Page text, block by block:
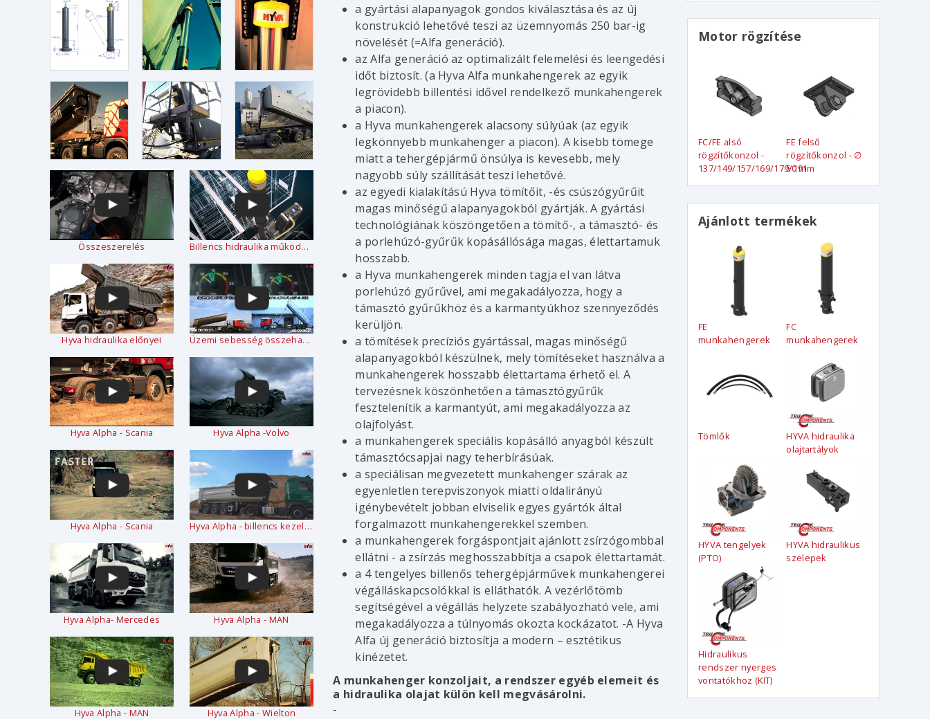
Összeszerelés Billencs hidraulika működése
Hyva hidraulika előnyei Üzemi sebesség összehasonlítása
Hyva Alpha - Scania Hyva Alpha -Volvo
Hyva Alpha - Scania Hyva Alpha - billencs kezelése
Hyva Alpha- Mercedes Hyva Alpha - MAN
Hyva Alpha - MAN Hyva Alpha - Wielton
a gyártási alapanyagok gondos kiválasztása és az új
konstrukció lehetővé teszi az üzemnyomás 250 bar-ig
növelését (=Alfa generáció).
az Alfa generáció az optimalizált felemelési és leengedési
időt biztosít. (a Hyva Alfa munkahengerek az egyik
legrövidebb billentési idővel rendelkező munkahengerek
a piacon).
a Hyva munkahengerek alacsony súlyúak (az egyik
legkönnyebb munkahenger a piacon). A kisebb tömege
miatt a tehergépjármű önsúlya is kevesebb, mely
nagyobb súly szállítását teszi lehetővé.
az egyedi kialakítású Hyva tömítőit, -és csúszógyűrűit
magas minőségű alapanyagokból gyártják. A gyártási
technológiának köszöngetően a tömítő-, a támasztó- és
a porlehúzó-gyűrűk kopásállósága magas, élettartamuk
hosszabb.
a Hyva munkahengerek minden tagja el van látva
porlehúzó gyűrűvel, ami megakadályozza, hogy a
támasztó gyűrűkhöz és a karmantyúkhoz szennyeződés
kerüljön.
a tömítések precíziós gyártással, magas minőségű
alapanyagokból készülnek, mely tömítéseket használva a
munkahengerek hosszabb élettartama érhető el. A
tervezésnek köszönhetően a támasztógyűrűk
fesztelenítik a karmantyút, ami megakadályozza az
olajfolyást.
a munkahengerek speciális kopásálló anyagból készült
támasztócsapjai nagy teherbírásúak.
a speciálisan megvezetett munkahenger szárak az
egyenletlen terepviszonyok miatti oldalirányú
igénybevételt jobban elviselik egyes gyártók által
forgalmazott munkahengerekkel szemben.
a munkahengerek forgáspontjait ajánlott zsírzógombbal
ellátni - a zsírzás meghosszabbítja a csapok élettartamát.
a 4 tengelyes billenős tehergépjárművek munkahengerei
végálláskapcsolókkal is elláthatók. A vezérlőtömb
segítségével a végállás helyzete szabályozható vele, ami
megakadályozza a túlnyomás okozta kockázatot. -A Hyva
Alfa új generáció biztosítja a modern – esztétikus
kinézetet.
A munkahenger konzoljait, a rendszer egyéb elemeit és
a hidraulika olajat külön kell megvásárolni.
-
Motor rögzítése
FC/FE alsó
rögzítőkonzol -
137/149/157/169/179/191
FE felső
rögzítőkonzol - ∅
50 mm
Ajánlott termékek
FE
munkahengerek
FC
munkahengerek
Tömlők
HYVA hidraulika
olajtartályok
HYVA tengelyek
(PTO)
HYVA hidraulikus
szelepek
Hidraulikus
rendszer nyerges
vontatókhoz (KIT)